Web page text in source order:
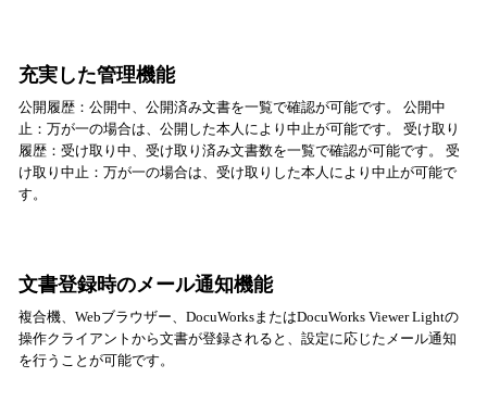
充実した管理機能
公開履歴：公開中、公開済み文書を一覧で確認が可能です。 公開中
止：万が一の場合は、公開した本人により中止が可能です。 受け取り
履歴：受け取り中、受け取り済み文書数を一覧で確認が可能です。 受
け取り中止：万が一の場合は、受け取りした本人により中止が可能で
す。
文書登録時のメール通知機能
複合機、Webブラウザー、DocuWorksまたはDocuWorks Viewer Lightの
操作クライアントから文書が登録されると、設定に応じたメール通知
を行うことが可能です。